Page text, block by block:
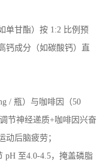
单甘酯）按 1:2 比例预
钙成分（如碳酸钙）直
/ 瓶）与咖啡因（50
调节神经递质+咖啡因兴奋
动后脑疲劳；
pH 至4.0-4.5，掩盖磷脂